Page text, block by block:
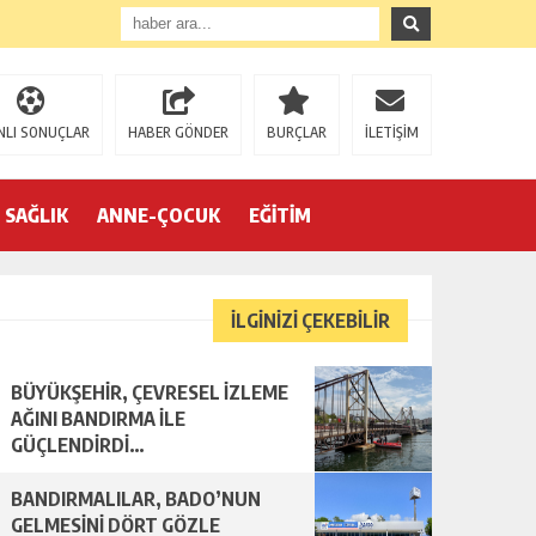
SONUÇLAR HABER GÖNDER BURÇLAR İLETİŞİM
SAĞLIK ANNE-ÇOCUK EĞİTİM
İLGİNİZİ ÇEKEBİLİR
BÜYÜKŞEHİR, ÇEVRESEL İZLEME
AĞINI BANDIRMA İLE
GÜÇLENDİRDİ…
BANDIRMALILAR, BADO’NUN
GELMESİNİ DÖRT GÖZLE